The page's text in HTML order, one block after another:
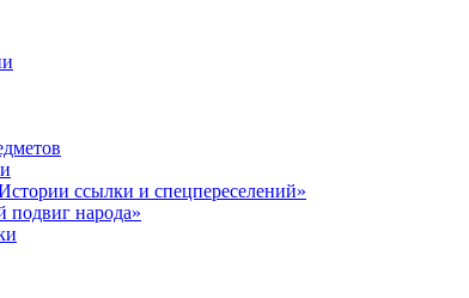
ссылки и спецпереселений»
подвиг народа»